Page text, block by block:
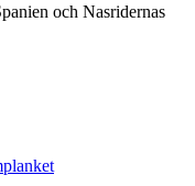
och Nasridernas
planket